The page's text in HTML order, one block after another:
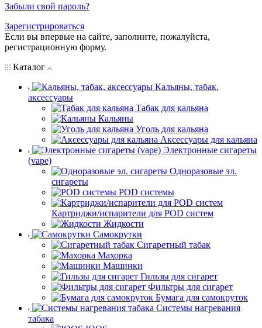
Забыли свой пароль?
Зарегистрироваться
Если вы впервые на сайте, заполните, пожалуйста,
регистрационную форму.
Каталог
Кальяны, табак,
аксессуары
Табак для кальяна
Кальяны
Уголь для кальяна
Аксессуары для кальяна
Электронные сигареты
(vape)
Одноразовые эл.
сигареты
POD системы
Картриджи/испарители для POD систем
Жидкости
Самокрутки
Сигаретный табак
Махорка
Машинки
Гильзы для сигарет
Фильтры для сигарет
Бумага для самокруток
Системы нагревания
табака